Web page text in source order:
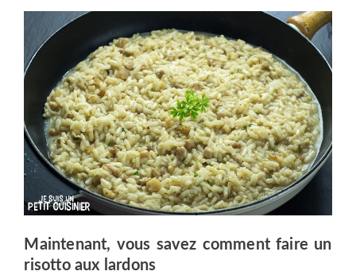
Maintenant, vous savez comment faire un
risotto aux lardons